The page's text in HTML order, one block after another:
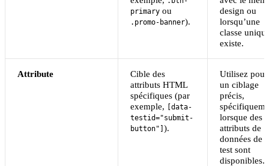
primary ou
.promo-banner).
design ou
lorsqu’une
classe
existe.
Attribute
Cible des
attributs HTML
spécifiques (par
exemple, [data-
testid="submit-
button"] ).
Utilisez pour
un ciblage
précis,
lorsque des
attributs de
données de
test sont
disponibles.